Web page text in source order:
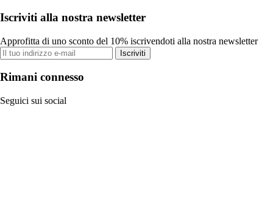
Iscriviti alla nostra newsletter
Approfitta di uno sconto del 10% iscrivendoti alla nostra newsletter
Iscriviti
Rimani connesso
Seguici sui social